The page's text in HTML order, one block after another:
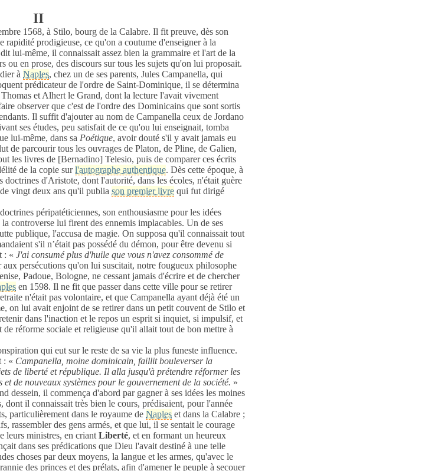
II
1568, à Stilo, bourg de la Calabre. Il fit preuve, dès son
prodigieuse, ce qu'on a coutume d'enseigner à la
lui-même, il connaissait assez bien la grammaire et l'art de la
en prose, des discours sur tous les sujets qu'on lui proposait.
à Naples, chez un de ses parents, Jules Campanella, qui
prédicateur de l'ordre de Saint-Dominique, il se détermina
et Alhert le Grand, dont la lecture l'avait vivement
observer que c'est de l'ordre des Dominicains que sont sortis
Il suffit d'ajouter au nom de Campanella ceux de Jordano
ses études, peu satisfait de ce qu'ou lui enseignait, tomba
lui-même, dans sa Poétique, avoir douté s'il y avait jamais eu
de parcourir tous les ouvrages de Platon, de Pline, de Galien,
les livres de [Bernadino] Telesio, puis de comparer ces écrits
de la copie surl'autographe authentique. Dès cette époque, à
doctrines d'Aristote, dont l'autorité, dans les écoles, n'était guère
vingt deux ans qu'il publia son premier livre qui fut dirigé
péripatéticiennes, son enthousiasme pour les idées
la controverse lui firent des ennemis implacables. Un de ses
publique, l'accusa de magie. On supposa qu'il connaissait tout
s'il n’était pas possédé du démon, pour être devenu si
: « J'ai consumé plus d'huile que vous n'avez consommé de
aux persécutions qu'on lui suscitait, notre fougueux philosophe
Padoue, Bologne, ne cessant jamais d'écrire et de chercher
en 1598. Il ne fit que passer dans cette ville pour se retirer
n'était pas volontaire, et que Campanella ayant déjà été un
on lui avait enjoint de se retirer dans un petit couvent de Stilo et
dans l'inaction et le repos un esprit si inquiet, si impulsif, et
réforme sociale et religieuse qu'il allait tout de bon mettre à
qui eut sur le reste de sa vie la plus funeste influence.
: « Campanella, moine dominicain, faillit bouleverser la
de liberté et république. Il alla jusqu'à prétendre réformer les
de nouveaux systèmes pour le gouvernement de la société. »
dessein, il commença d'abord par gagner à ses idées les moines
dont il connaissait très bien le cours, prédisaient, pour l'année
particulièrement dans le royaume de Naples et dans la Calabre ;
rassembler des gens armés, et que lui, il se sentait le courage
leurs ministres, en criant Liberté, et en formant un heureux
dans ses prédications que Dieu l'avait destiné à une telle
choses par deux moyens, la langue et les armes, qu'avec le
des princes et des prélats, afin d'amener le peuple à secouer